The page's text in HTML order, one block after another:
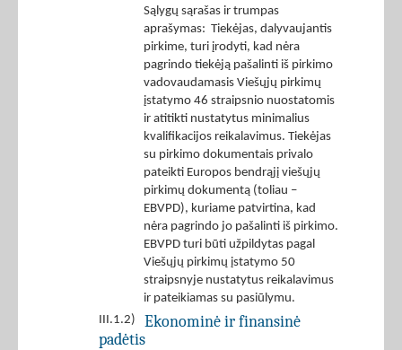
Sąlygų sąrašas ir trumpas
aprašymas: Tiekėjas, dalyvaujantis
pirkime, turi įrodyti, kad nėra
pagrindo tiekėją pašalinti iš pirkimo
vadovaudamasis Viešųjų pirkimų
įstatymo 46 straipsnio nuostatomis
ir atitikti nustatytus minimalius
kvalifikacijos reikalavimus. Tiekėjas
su pirkimo dokumentais privalo
pateikti Europos bendrąjį viešųjų
pirkimų dokumentą (toliau –
EBVPD), kuriame patvirtina, kad
nėra pagrindo jo pašalinti iš pirkimo.
EBVPD turi būti užpildytas pagal
Viešųjų pirkimų įstatymo 50
straipsnyje nustatytus reikalavimus
ir pateikiamas su pasiūlymu.
III.1.2)
Ekonominė ir finansinė
padėtis